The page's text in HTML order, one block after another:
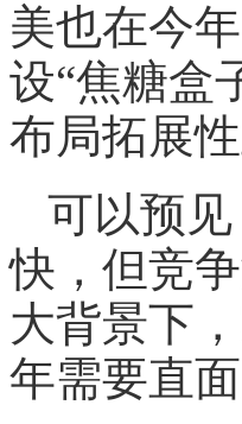
美也在今
设“焦糖盒
布局拓展
可以预
快，但竞
大背景下
年需要直面